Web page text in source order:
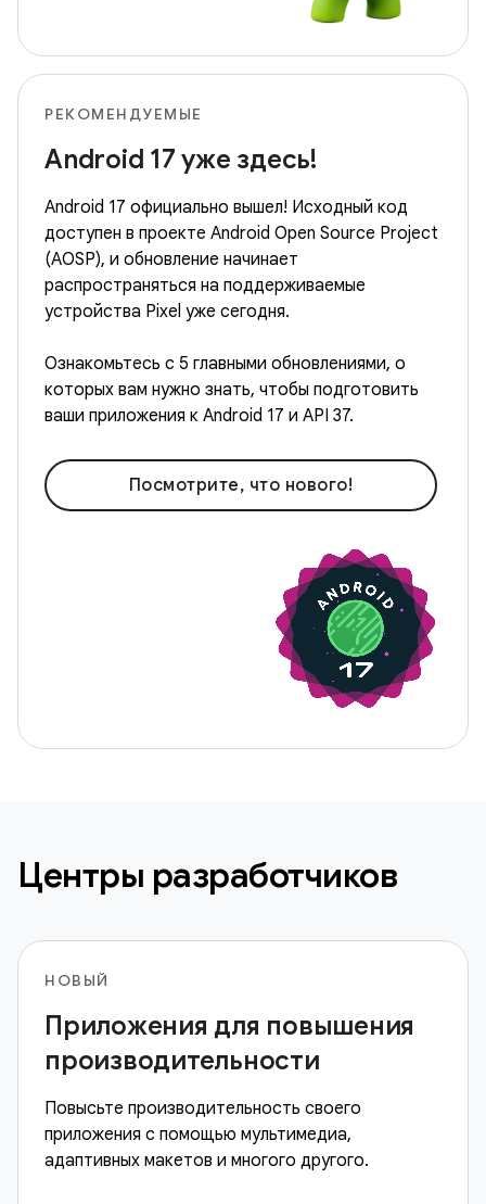
РЕКОМЕНДУЕМЫЕ
Android 17 уже здесь!
Android 17 официально вышел! Исходный код
доступен в проекте Android Open Source Project
(AOSP), и обновление начинает
распространяться на поддерживаемые
устройства Pixel уже сегодня.
Ознакомьтесь с 5 главными обновлениями, о
которых вам нужно знать, чтобы подготовить
ваши приложения к Android 17 и API 37.
Посмотрите, что нового!
Центры разработчиков
НОВЫЙ
Приложения для повышения
производительности
Повысьте производительность своего
приложения с помощью мультимедиа,
адаптивных макетов и многого другого.